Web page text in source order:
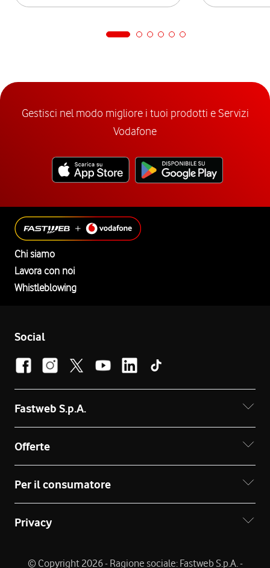
Gestisci nel modo migliore i tuoi prodotti e Servizi
Vodafone
Chi siamo
Lavora con noi
Whistleblowing
Social
Fastweb S.p.A.
Offerte
Per il consumatore
Privacy
© Copyright 2026 - Ragione sociale: Fastweb S.p.A. -